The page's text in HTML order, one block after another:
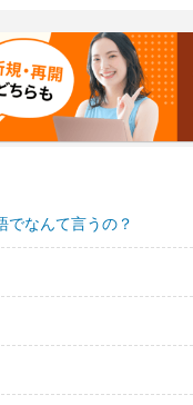
でなんて言うの？